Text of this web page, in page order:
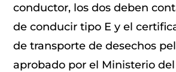
conductor, los dos deben
de conducir tipo E y el
de transporte de desechos
aprobado por el Ministerio